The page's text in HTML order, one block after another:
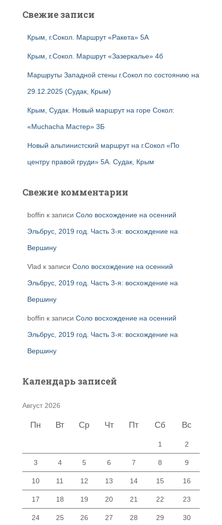
Свежие записи
Крым, г.Сокол. Маршрут «Ракета» 5А
Крым, г.Сокол. Маршрут «Зазеркалье» 4б
Маршруты Западной стены г.Сокол по состоянию на
29.12.2025 (Судак, Крым)
Крым, Судак. Новый маршрут на горе Сокол:
«Muchacha Мастер» 3Б
Новый альпинистский маршрут на г.Сокол «По
центру правой груди» 5А. Судак, Крым
Свежие комментарии
boffin к записи Соло восхождение на осенний
Эльбрус, 2019 год. Часть 3-я: восхождение на
Вершину
Vlad к записи Соло восхождение на осенний
Эльбрус, 2019 год. Часть 3-я: восхождение на
Вершину
boffin к записи Соло восхождение на осенний
Эльбрус, 2019 год. Часть 3-я: восхождение на
Вершину
Календарь записей
Август 2026
Пн Вт Ср Чт Пт Сб Вс
1 2
3 4 5 6 7 8 9
10 11 12 13 14 15 16
17 18 19 20 21 22 23
24 25 26 27 28 29 30